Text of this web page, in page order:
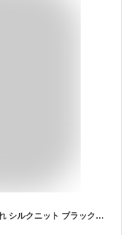
ニットタイ シルク 無地 ネクタイ おしゃれ シルクニット ブラック ネイビー ビジネススーツにもあわせやすい無地 ソリッドシリーズ18色 黒 赤 紺 グレー ギフト プレゼント 就職祝 誕生日 昇進祝い 父の日ギフト【ポスト投函 送料無料】